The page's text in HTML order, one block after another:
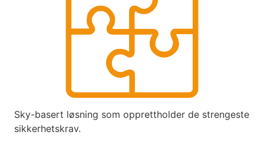
Sky-basert løsning som opprettholder de strengeste
sikkerhetskrav.